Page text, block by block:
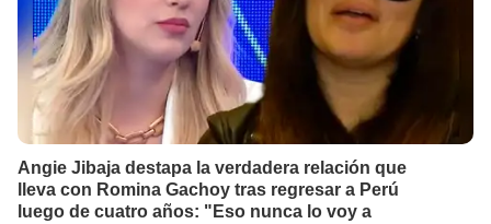
Angie Jibaja destapa la verdadera relación que
lleva con Romina Gachoy tras regresar a Perú
luego de cuatro años: "Eso nunca lo voy a